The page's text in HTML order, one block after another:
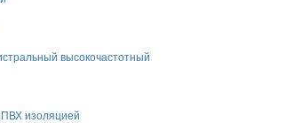
высокочастотный
изоляцией